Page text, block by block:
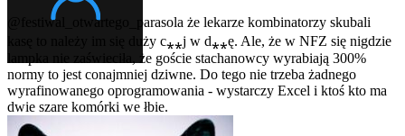
@festiwal_otwartego_parasola że lekarze kombinatorzy skubali
kasę to należy im się duży c⁎⁎j w d⁎⁎ę. Ale, że w NFZ się nigdzie
lampka nie zaświeciła, że goście stachanowcy wyrabiają 300%
normy to jest conajmniej dziwne. Do tego nie trzeba żadnego
wyrafinowanego oprogramowania - wystarczy Excel i ktoś kto ma
dwie szare komórki we łbie.